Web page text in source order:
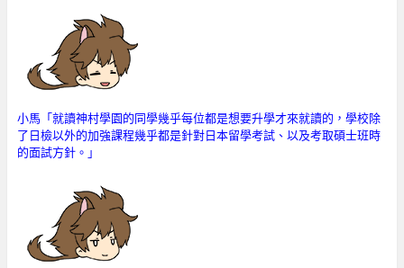
小馬「就讀神村學園的同學幾乎每位都是想要升學才來就讀的，學校除
了日檢以外的加強課程幾乎都是針對日本留學考試、以及考取碩士班時
的面試方針。 」